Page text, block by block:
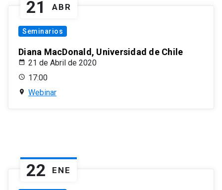
21 ABR
Seminarios
Diana MacDonald, Universidad de Chile
21 de Abril de 2020
17:00
Webinar
22 ENE